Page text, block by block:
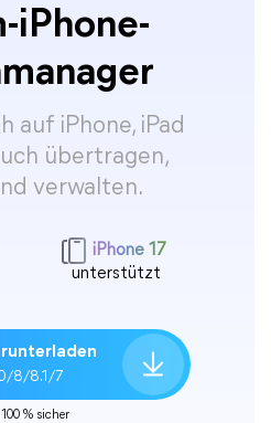
iPhone-
auf iPhone, iPad
übertragen,
verwalten.
iPhone 17
unterstützt
8/8.1/7
100 % sicher